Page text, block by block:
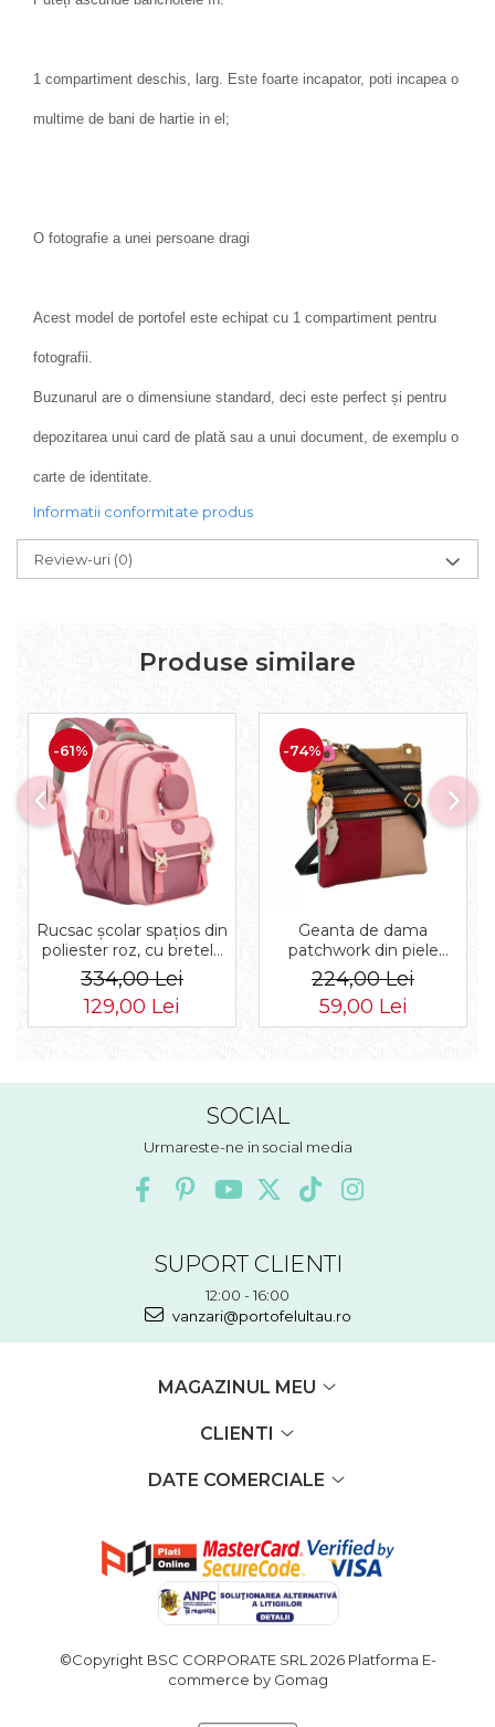
1 compartiment deschis, larg. Este foarte incapator, poti incapea o
multime de bani de hartie in el;
O fotografie a unei persoane dragi
Acest model de portofel este echipat cu 1 compartiment pentru
fotografii.
Buzunarul are o dimensiune standard, deci este perfect și pentru
depozitarea unui card de plată sau a unui document, de exemplu o
carte de identitate.
Informatii conformitate produs
Review-uri (0)
Produse similare
-61%
Rucsac școlar spațios din
poliester roz, cu bretele
reglabile - Peterson PTR-
PTN 8610-1327 PINK
334,00 Lei
129,00 Lei
-74%
Geanta de dama
patchwork din piele
naturala PTR-1718-SKL-
6922 MULTI
224,00 Lei
59,00 Lei
SOCIAL
Urmareste-ne in social media
SUPORT CLIENTI
12:00 - 16:00
vanzari@portofelultau.ro
MAGAZINUL MEU
CLIENTI
DATE COMERCIALE
©Copyright BSC CORPORATE SRL 2026 Platforma E-
commerce by Gomag